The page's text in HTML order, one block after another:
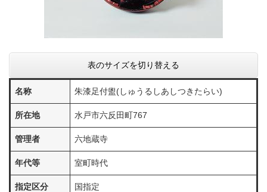
表のサイズを切り替える
名称 朱漆足付盥(しゅうるしあしつきたらい)
所在地 水戸市六反田町767
管理者 六地蔵寺
年代等 室町時代
指定区分 国指定